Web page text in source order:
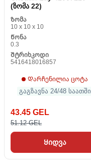
(ზომა 22)
Ზომა
10 x 10 x 10
Წონა
0.3
Შტრიხკოდი
5416418016857
Დარჩენილია ცოტა
გაგზავნა 24/48 საათში
43.45 GEL
51.12 GEL
Ყიდვა